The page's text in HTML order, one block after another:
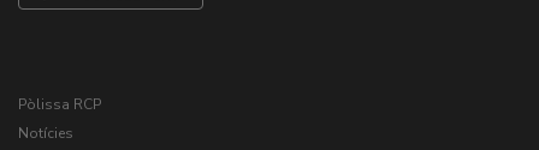
Pòlissa RCP
Notícies